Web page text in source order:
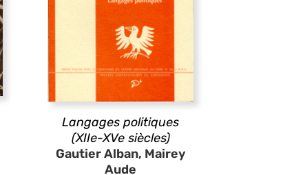
Langages politiques
(XIIe-XVe siècles)
Gautier Alban, Mairey
Aude